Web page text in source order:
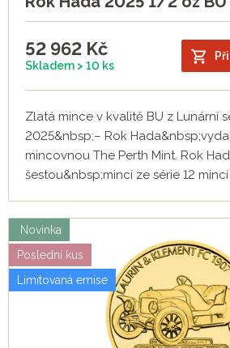
52 962 Kč
Skladem > 10 ks
Zlatá mince v kvalitě BU z Lunární
2025&nbsp;– Rok
mincovnou The Perth Mint. Rok
šestou&nbsp;mincí ze série 12
Novinka
Poslední kus
Limitovaná emise